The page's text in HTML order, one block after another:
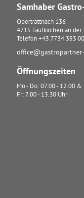
Samhaber
Obertrattnach 136
4715 Taufkirchen an der
Telefon +43 7734 353 00
Öffnungszeiten
Mo - Do: 07.00 - 12.00
Fr: 7.00 - 13.30 Uhr